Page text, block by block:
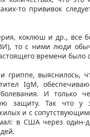
то прививок
коклюш и др., все
то с ними люди
времени было
гриппе, выяснилось,
IgM,
И только
защиту. Так что у
и с
в США через один-